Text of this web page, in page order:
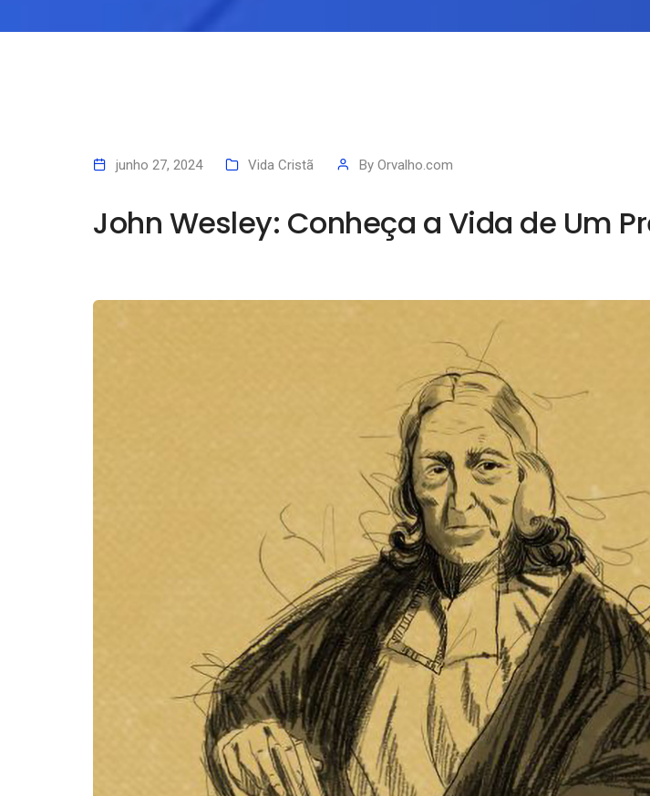
junho 27, 2024 Vida Cristã By Orvalho.com
John Wesley: Conheça a Vida de Um